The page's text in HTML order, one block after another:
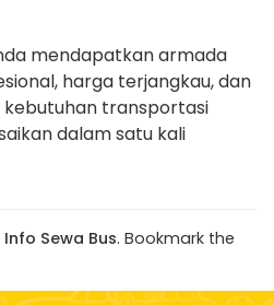
mendapatkan armada
harga terjangkau, dan
kebutuhan transportasi
dalam satu kali
Info Sewa Bus. Bookmark the